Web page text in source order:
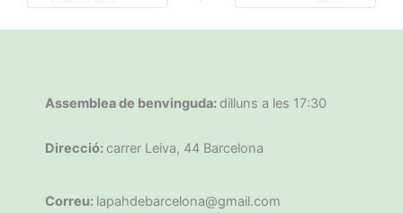
Assemblea de benvinguda: dilluns a les 17:30
Direcció: carrer Leiva, 44 Barcelona
Correu: lapahdebarcelona@gmail.com